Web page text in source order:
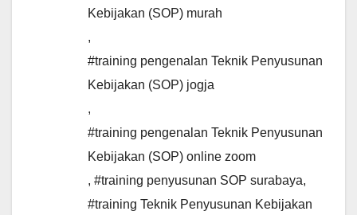
Kebijakan (SOP) murah
,
#training pengenalan Teknik Penyusunan
Kebijakan (SOP) jogja
,
#training pengenalan Teknik Penyusunan
Kebijakan (SOP) online zoom
, #training penyusunan SOP surabaya,
#training Teknik Penyusunan Kebijakan